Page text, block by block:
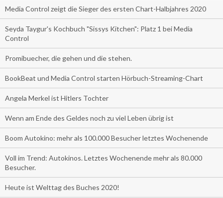
Media Control zeigt die Sieger des ersten Chart-Halbjahres 2020
Seyda Taygur's Kochbuch "Sissys Kitchen": Platz 1 bei Media
Control
Promibuecher, die gehen und die stehen.
BookBeat und Media Control starten Hörbuch-Streaming-Chart
Angela Merkel ist Hitlers Tochter
Wenn am Ende des Geldes noch zu viel Leben übrig ist
Boom Autokino: mehr als 100.000 Besucher letztes Wochenende
Voll im Trend: Autokinos. Letztes Wochenende mehr als 80.000
Besucher.
Heute ist Welttag des Buches 2020!